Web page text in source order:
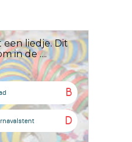
een liedje. Dit
in de ....
B
D